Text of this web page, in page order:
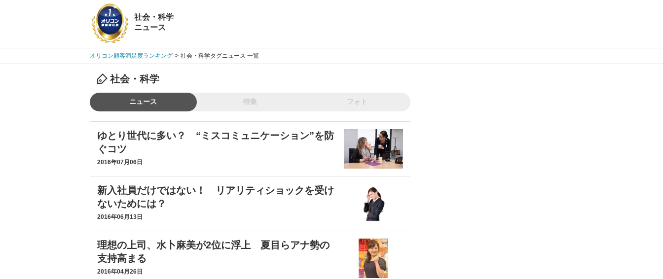
社会・科学
ニュース
オリコン顧客満足度ランキング > 社会・科学タグニュース 一覧
社会・科学
ニュース 特集 フォト
ゆとり世代に多い？ “ミスコミュニケーション”を防
ぐコツ
2016年07月06日
新入社員だけではない！ リアリティショックを受け
ないためには？
2016年06月13日
理想の上司、水卜麻美が2位に浮上 夏目らアナ勢の
支持高まる
2016年04月26日